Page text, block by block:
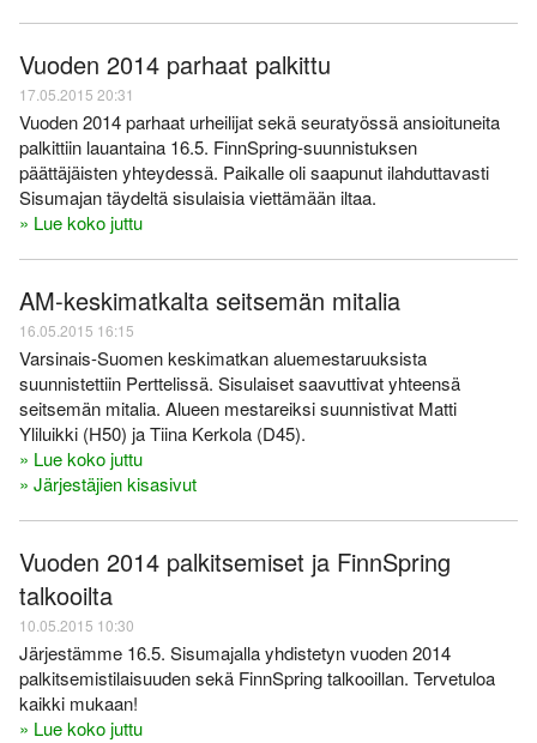
Vuoden 2014 parhaat palkittu
17.05.2015 20:31
Vuoden 2014 parhaat urheilijat sekä seuratyössä ansioituneita
palkittiin lauantaina 16.5. FinnSpring-suunnistuksen
päättäjäisten yhteydessä. Paikalle oli saapunut ilahduttavasti
Sisumajan täydeltä sisulaisia viettämään iltaa.
» Lue koko juttu
AM-keskimatkalta seitsemän mitalia
16.05.2015 16:15
Varsinais-Suomen keskimatkan aluemestaruuksista
suunnistettiin Perttelissä. Sisulaiset saavuttivat yhteensä
seitsemän mitalia. Alueen mestareiksi suunnistivat Matti
Yliluikki (H50) ja Tiina Kerkola (D45).
» Lue koko juttu
» Järjestäjien kisasivut
Vuoden 2014 palkitsemiset ja FinnSpring
talkooilta
10.05.2015 10:30
Järjestämme 16.5. Sisumajalla yhdistetyn vuoden 2014
palkitsemistilaisuuden sekä FinnSpring talkooillan. Tervetuloa
kaikki mukaan!
» Lue koko juttu